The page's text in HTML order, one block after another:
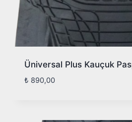
Üniversal Plus Kauçuk
₺ 890,00